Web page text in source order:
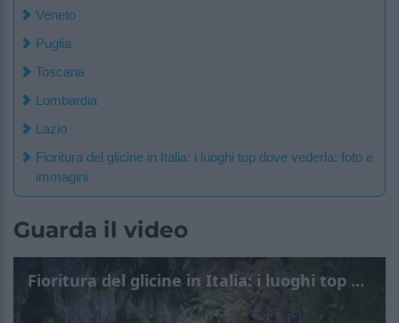
Veneto
Puglia
Toscana
Lombardia
Lazio
Fioritura del glicine in Italia: i luoghi top dove vederla: foto e
immagini
Guarda il video
Fioritura del glicine in Italia: i luoghi top dove vederla